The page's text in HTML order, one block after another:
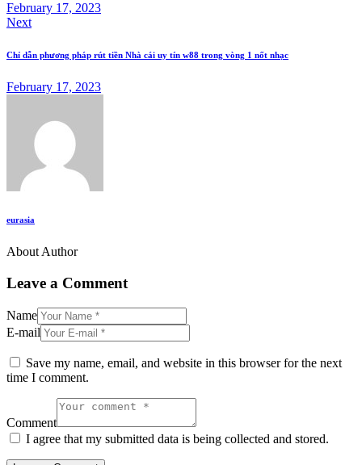
February 17, 2023
Next
Chỉ dẫn phương pháp rút tiền Nhà cái uy tín w88 trong vòng 1 nốt nhạc
February 17, 2023
eurasia
About Author
Leave a Comment
Name
E-mail
Save my name, email, and website in this browser for the next
time I comment.
Comment
I agree that my submitted data is being collected and stored.